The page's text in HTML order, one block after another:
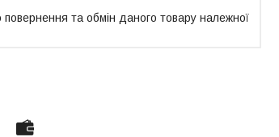
та обмін даного товару належної